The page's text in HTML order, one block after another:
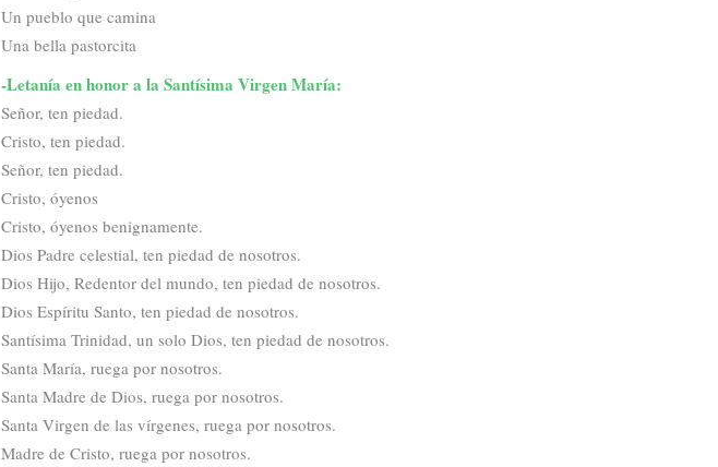
Un pueblo que camina
Una bella pastorcita
-Letanía en honor a la Santísima Virgen María:
Señor, ten piedad.
Cristo, ten piedad.
Señor, ten piedad.
Cristo, óyenos
Cristo, óyenos benignamente.
Dios Padre celestial, ten piedad de nosotros.
Dios Hijo, Redentor del mundo, ten piedad de nosotros.
Dios Espíritu Santo, ten piedad de nosotros.
Santísima Trinidad, un solo Dios, ten piedad de nosotros.
Santa María, ruega por nosotros.
Santa Madre de Dios, ruega por nosotros.
Santa Virgen de las vírgenes, ruega por nosotros.
Madre de Cristo, ruega por nosotros.